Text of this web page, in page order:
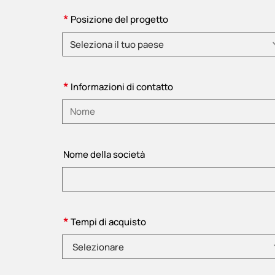
* Posizione del progetto
Seleziona il tuo paese
* Informazioni di contatto
Nome della società
*Tempi di acquisto